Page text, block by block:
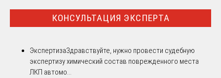
КОНСУЛЬТАЦИЯ ЭКСПЕРТА
ЭкспертизаЗдравствуйте, нужно провести судебную
экспертизу химический состав поврежденного места
ЛКП автомо...